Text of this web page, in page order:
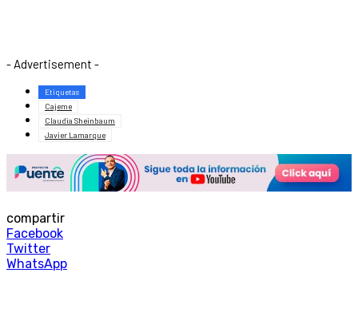
- Advertisement -
Etiquetas
Cajeme
Claudia Sheinbaum
Javier Lamarque
compartir
Facebook
Twitter
WhatsApp